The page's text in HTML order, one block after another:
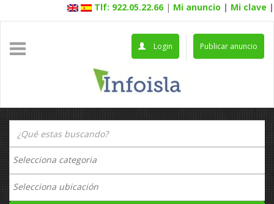
Tlf: 922.05.22.66 | Mi anuncio | Mi clave |
Publicar anuncio
Login